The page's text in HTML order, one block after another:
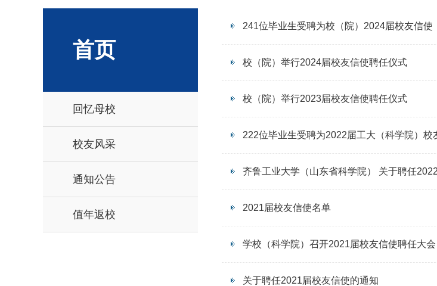
首页
回忆母校
校友风采
通知公告
值年返校
241位毕业生受聘为校（院）2024届校友信使
校（院）举行2024届校友信使聘任仪式
校（院）举行2023届校友信使聘任仪式
222位毕业生受聘为2022届工大（科学院）校
齐鲁工业大学（山东省科学院） 关于聘任
2021届校友信使名单
学校（科学院）召开2021届校友信使聘任大会
关于聘任2021届校友信使的通知